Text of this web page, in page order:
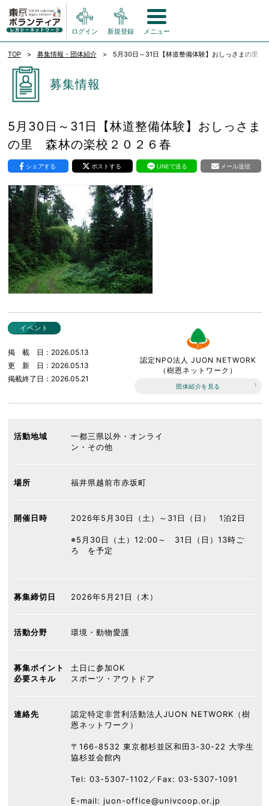
ログイン 新規登録 メニュー
TOP 募集情報・団体紹介 5月30日～31日【林道整備体験】おしっさまの里
募集情報
5月30日～31日【林道整備体験】おしっさま
の里 森林の楽校２０２６春
シェアする ポストする LINEで送る メール送信
イベント
掲載日
2026.05.13
更新日
2026.05.13
掲載終了日
2026.05.21
認定NPO法人 JUON NETWORK
（樹恩ネットワーク）
団体紹介を見る
活動地域
一都三県以外・オンライ
ン・その他
場所 福井県越前市赤坂町
開催日時 2026年5月30日（土）～31日（日） 1泊2日
※5月30日（土）12:00～ 31日（日）13時ご
ろ を予定
募集締切日 2026年5月21日（木）
活動分野 環境・動物愛護
募集ポイント
必要スキル
土日に参加OK
スポーツ・アウトドア
連絡先
認定特定非営利活動法人JUON NETWORK（樹
恩ネットワーク）
〒166-8532 東京都杉並区和田3-30-22 大学生
協杉並会館内
Tel: 03-5307-1102／Fax: 03-5307-1091
E-mail: juon-office@univcoop.or.jp